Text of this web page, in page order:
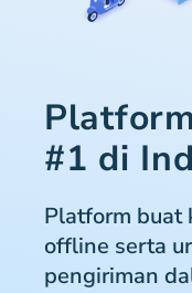
#1 di
Platform buat
offline serta
pengiriman